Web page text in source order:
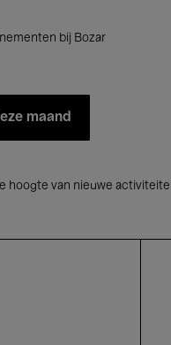
bij Bozar
maand
hoogte van nieuwe